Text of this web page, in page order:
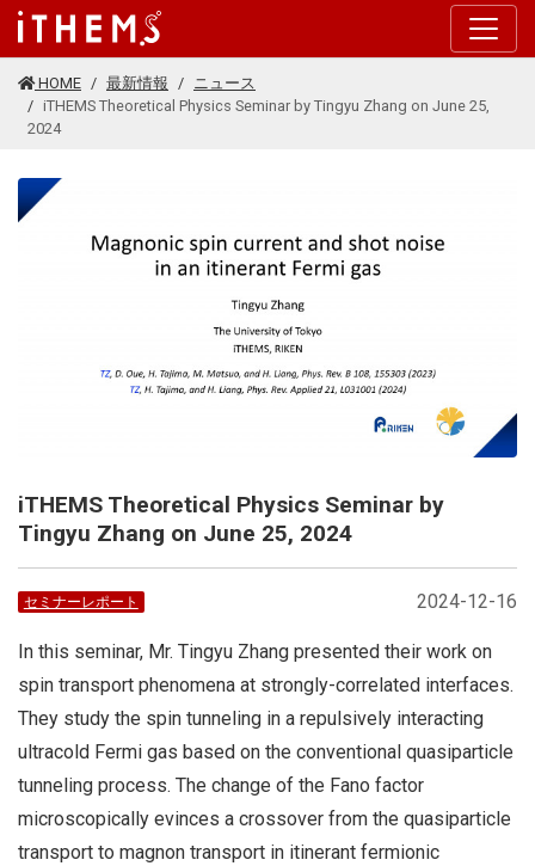
このページの本文に移動する
HOME 最新情報
ニュース
iTHEMS Theoretical Physics Seminar by Tingyu Zhang on June 25,
2024
iTHEMS Theoretical Physics Seminar by
Tingyu Zhang on June 25, 2024
2024-12-16
セミナーレポート
In this seminar, Mr. Tingyu Zhang presented their work on
spin transport phenomena at strongly-correlated interfaces.
They study the spin tunneling in a repulsively interacting
ultracold Fermi gas based on the conventional quasiparticle
tunneling process. The change of the Fano factor
microscopically evinces a crossover from the quasiparticle
transport to magnon transport in itinerant fermionic